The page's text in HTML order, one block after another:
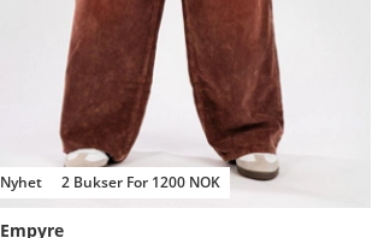
Nyhet 2 Bukser For 1200 NOK
Empyre